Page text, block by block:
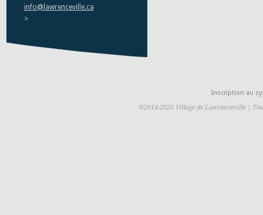
info@lawrenceville.ca
>
Inscription au
©2014-2026 Village de Lawrenceville |